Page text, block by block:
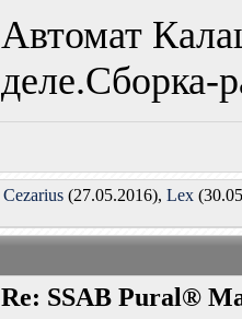
Автомат
деле.Сборка-
Cezarius(27.05.2016), Lex
Re: SSAB Pural®